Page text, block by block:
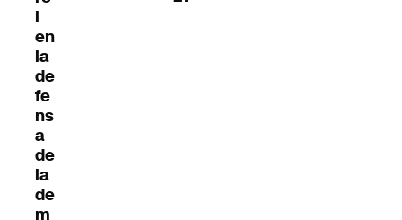
l
en
la
de
fe
ns
a
de
la
de
m